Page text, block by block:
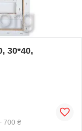
30*40,
700 ₴